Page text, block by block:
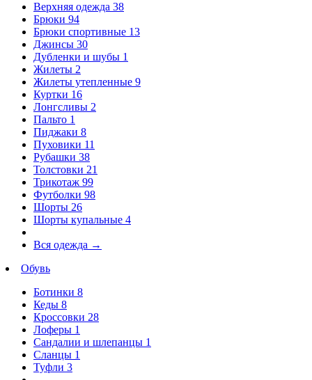
Верхняя одежда 38
Брюки 94
Брюки спортивные 13
Джинсы 30
Дубленки и шубы 1
Жилеты 2
Жилеты утепленные 9
Куртки 16
Лонгсливы 2
Пальто 1
Пиджаки 8
Пуховики 11
Рубашки 38
Толстовки 21
Трикотаж 99
Футболки 98
Шорты 26
Шорты купальные 4
Вся одежда →
Обувь
Ботинки 8
Кеды 8
Кроссовки 28
Лоферы 1
Сандалии и шлепанцы 1
Сланцы 1
Туфли 3